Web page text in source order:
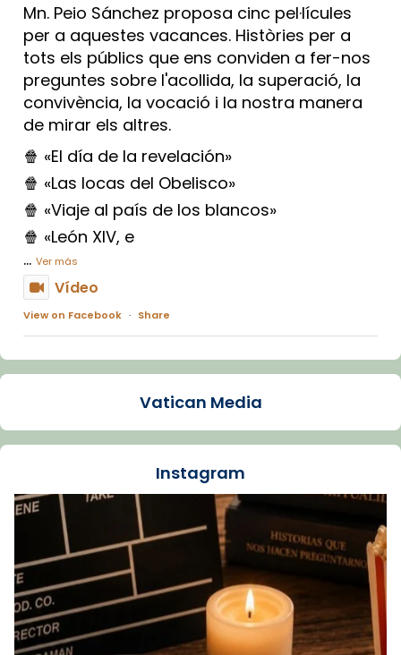
Mn. Peio Sánchez proposa cinc pel·lícules
per a aquestes vacances. Històries per a
tots els públics que ens conviden a fer-nos
preguntes sobre l'acollida, la superació, la
convivència, la vocació i la nostra manera
de mirar els altres.
🍿 «El día de la revelación»
🍿 «Las locas del Obelisco»
🍿 «Viaje al país de los blancos»
🍿 «León XIV, e
... Ver más
Vídeo
View on Facebook · Share
Arquebisbat de Barcelona
La Carmina va patir depressió. Fa gairebé
dos mesos, a l'Estadi Lluís Companys, la
Recupera l'entrevista comp
Vatican
tican News 👇
www.vaticannews.va/es/iglesia/news/2026-
07/carmina-historia-depresion-papa-viaje-
espana-testimoni...
Foto
Vatican Media
Instagram